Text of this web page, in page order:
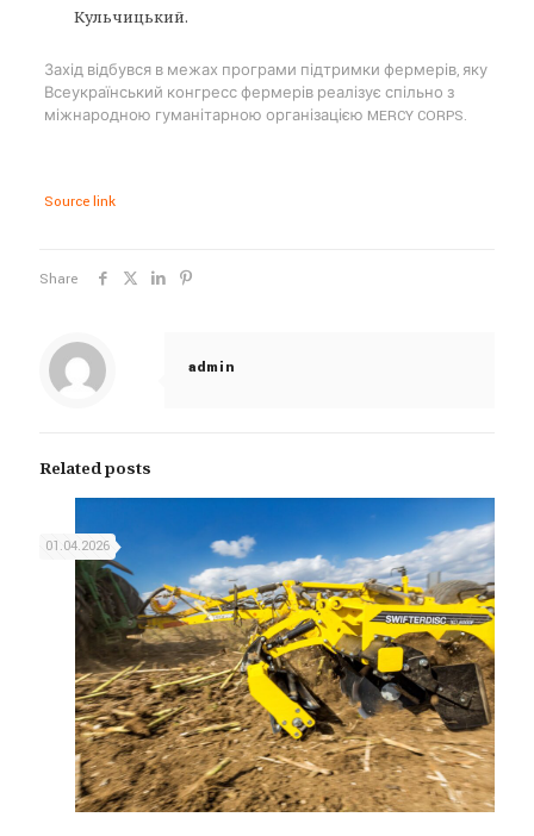
Кульчицький.
Захід відбувся в межах програми підтримки фермерів, яку
Всеукраїнський конгресс фермерів реалізує спільно з
міжнародною гуманітарною організацією MERCY CORPS.
Source link
Share
admin
Related posts
01.04.2026